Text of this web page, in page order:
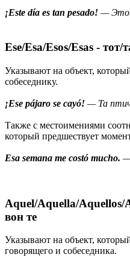
¡Este día es tan pesado! —
Ese/Esa/Esos/Esas - тот/
Указывают на объект,
собеседнику.
¡Ese pájaro se cayó! — Та
Также с местоимениями
который предшествует
Esa semana me costó mucho. —
Aquel/Aquella/Aquellos/
вон те
Указывают на объект,
говорящего и собеседника.